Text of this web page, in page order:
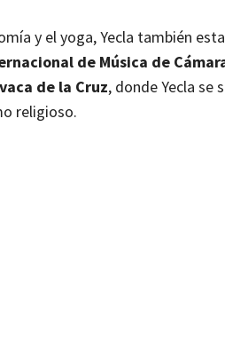
y el yoga, Yecla también
de Música de
de la Cruz, donde Yecla se
religioso.